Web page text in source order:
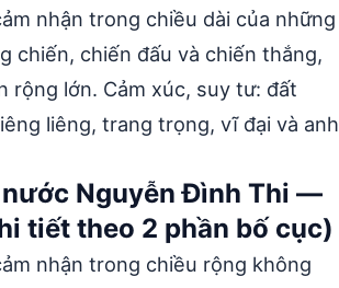
nhận trong chiều dài của những
chiến, chiến đấu và chiến thắng,
rộng lớn. Cảm xúc, suy tư: đất
liêng, trang trọng, vĩ đại và anh
Nguyễn Đình Thi —
tiết theo 2 phần bố cục)
nhận trong chiều rộng không